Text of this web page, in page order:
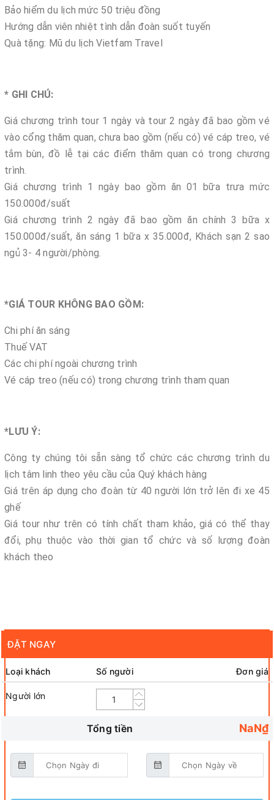
Bảo hiểm du lịch mức 50 triệu đồng
Hướng dẫn viên nhiệt tình dẫn đoàn suốt tuyến
Quà tặng: Mũ du lịch Vietfam Travel
* GHI CHÚ:
Giá chương trình tour 1 ngày và tour 2 ngày đã bao gồm vé
vào cổng thăm quan, chưa bao gồm (nếu có) vé cáp treo, vé
tắm bùn, đồ lễ tại các điểm thăm quan có trong chương
trình.
Giá chương trình 1 ngày bao gồm ăn 01 bữa trưa mức
150.000đ/suất
Giá chương trình 2 ngày đã bao gồm ăn chính 3 bữa x
150.000đ/suất, ăn sáng 1 bữa x 35.000đ, Khách sạn 2 sao
ngủ 3- 4 người/phòng.
*GIÁ TOUR KHÔNG BAO GỒM:
Chi phí ăn sáng
Thuế VAT
Các chi phí ngoài chương trình
Vé cáp treo (nếu có) trong chương trình tham quan
*LƯU Ý:
Công ty chúng tôi sẵn sàng tổ chức các chương trình du
lịch tâm linh theo yêu cầu của Quý khách hàng
Giá trên áp dụng cho đoàn từ 40 người lớn trở lên đi xe 45
ghế
Giá tour như trên có tính chất tham khảo, giá có thể thay
đổi, phụ thuộc vào thời gian tổ chức và số lượng đoàn
khách theo
ĐẶT NGAY
Loại khách Số người Đơn giá
Người lớn
Tổng tiền NaN₫